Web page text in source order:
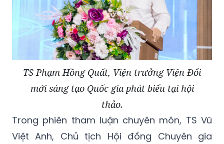
TS Phạm Hồng Quất, Viện trưởng Viện Đổi
mới sáng tạo Quốc gia phát biểu tại hội
thảo.
Trong phiên tham luận chuyên môn, TS Vũ
Việt Anh, Chủ tịch Hội đồng Chuyên gia